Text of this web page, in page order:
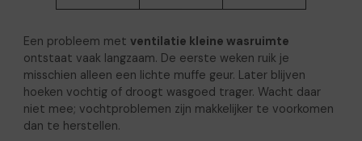
Een probleem met ventilatie kleine wasruimte
ontstaat vaak langzaam. De eerste weken ruik je
misschien alleen een lichte muffe geur. Later blijven
hoeken vochtig of droogt wasgoed trager. Wacht daar
niet mee; vochtproblemen zijn makkelijker te voorkomen
dan te herstellen.